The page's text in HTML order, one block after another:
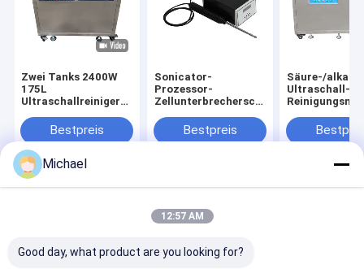
Zwei Tanks 2400W
175L
Ultraschallreiniger
Teilewaschung mit
Heizung &
Trocknung
Bestpreis
Sonicator-
Prozessor-
Zellunterbrecherscheiben-
Emulgierungs-
Streuung
Bestpreis
Säure-/
Ultraschall-
separatem
Einzeltank-
Startseite Über uns Kontakt
Desktop Site
Sitemap
Privacy Policy
Reserved.
Michael
12:57 AM
Good day, what product are you looking for?